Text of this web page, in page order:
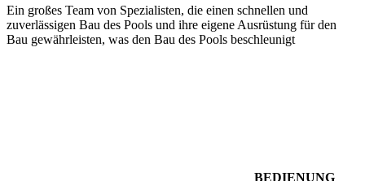
Ein großes Team von Spezialisten, die einen schnellen und
zuverlässigen Bau des Pools und ihre eigene Ausrüstung für den
Bau gewährleisten, was den Bau des Pools beschleunigt
BEDIENUNG